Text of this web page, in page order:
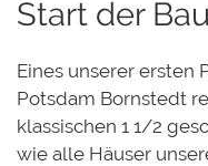
Start der
Eines unserer ersten
Potsdam Bornstedt
klassischen 1 1/2
wie alle Häuser